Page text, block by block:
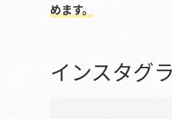
めます。
インスタグ